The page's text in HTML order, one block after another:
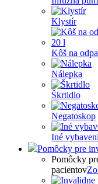
Klystír
Kôš na
Nálepka
Škrtidlo
Negatoskop
Iné
Pomôcky pre
Pomôcky
pacientov